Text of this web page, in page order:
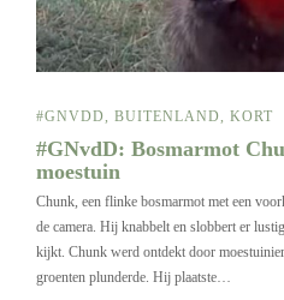
#GNVDD, BUITENLAND, KORT
#GNvdD: Bosmarmot
moestuin
Chunk, een flinke bosmarmot met een
de camera. Hij knabbelt en slobbert er
kijkt. Chunk werd ontdekt door
groenten plunderde. Hij plaatste…